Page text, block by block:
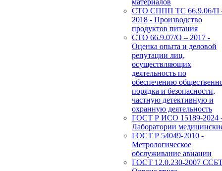
материалов
СТО СППП ТС 66.9.06/П
2018 - Производство
продуктов питания
СТО 66.9.07/О – 2017 -
Оценка опыта и деловой
репутации лиц,
осуществляющих
деятельность по
обеспечению
порядка и безопасности,
частную детективную и
охранную деятельность
ГОСТ Р ИСО 15189-2024
Лаборатории
ГОСТ Р 54049-2010 -
Метрологическое
обслуживание авиации
ГОСТ 12.0.230-2007